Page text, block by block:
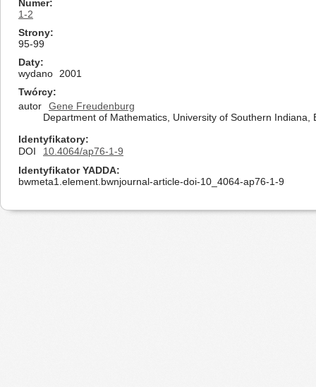
Numer
1-2
Strony
95-99
Daty
wydano
2001
Twórcy
autor
Gene Freudenburg
Department of Mathematics, University of Southern Indiana,
Identyfikatory
DOI
10.4064/ap76-1-9
Identyfikator YADDA
bwmeta1.element.bwnjournal-article-doi-10_4064-ap76-1-9